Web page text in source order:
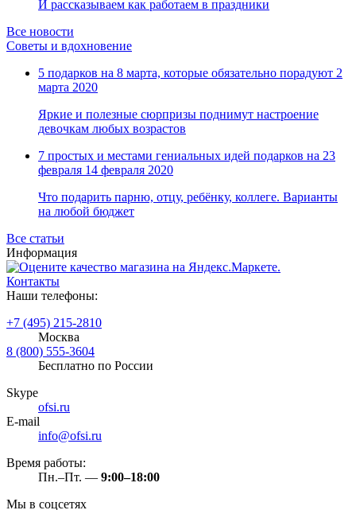
И рассказываем как работаем в праздники
Все новости
Советы и вдохновение
5 подарков на 8 марта, которые обязательно порадуют 2
марта 2020
Яркие и полезные сюрпризы поднимут настроение
девочкам любых возрастов
7 простых и местами гениальных идей подарков на 23
февраля 14 февраля 2020
Что подарить парню, отцу, ребёнку, коллеге. Варианты
на любой бюджет
Все статьи
Информация
Контакты
Наши телефоны:
+7 (495) 215-2810
Москва
8 (800) 555-3604
Бесплатно по России
Skype
ofsi.ru
E-mail
info@ofsi.ru
Время работы:
Пн.–Пт. — 9:00–18:00
Мы в соцсетях